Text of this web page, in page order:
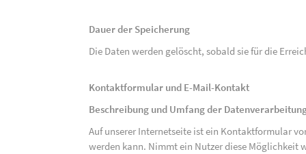
Dauer der Speicherung
Die Daten werden gelöscht, sobald sie für die
Kontaktformular und E-Mail-Kontakt
Beschreibung und Umfang der
Auf unserer Internetseite ist ein Kontaktformular
werden kann. Nimmt ein Nutzer diese Möglichkeit